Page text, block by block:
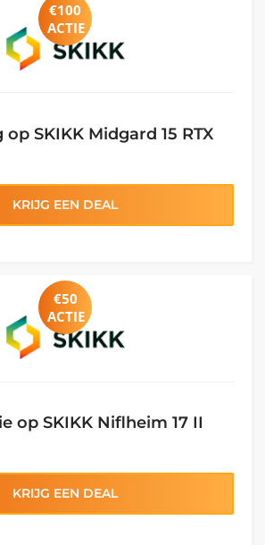
€100
ACTIE
SKIKK Midgard 15 RTX
KRIJG EEN DEAL
€50
ACTIE
op SKIKK Niflheim 17 II
KRIJG EEN DEAL